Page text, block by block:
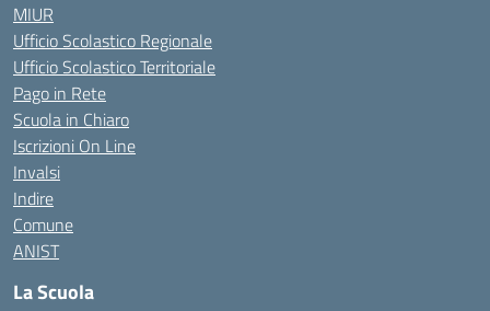
MIUR
Ufficio Scolastico Regionale
Ufficio Scolastico Territoriale
Pago in Rete
Scuola in Chiaro
Iscrizioni On Line
Invalsi
Indire
Comune
ANIST
La Scuola